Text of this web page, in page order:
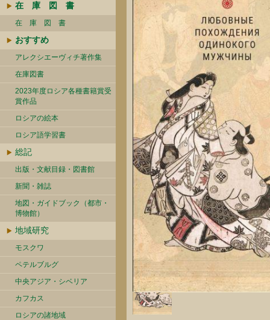
在 庫 図 書
在 庫 図 書
おすすめ
アレクシエーヴィチ著作集
在庫図書
2023年度ロシア各種書籍賞受
賞作品
ロシアの絵本
ロシア語学習書
総記
出版・文献目録・図書館
新聞・雑誌
地図・ガイドブック（都市・
博物館）
地域研究
モスクワ
ペテルブルグ
中央アジア・シベリア
カフカス
ロシアの諸地域